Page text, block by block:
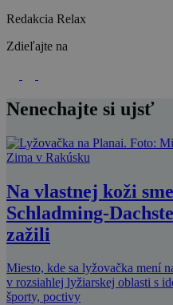
Redakcia Relax
Zdieľajte na
Nenechajte si ujsť
Zima v Rakúsku
Na vlastnej koži
Schladming-
zažili
Miesto, kde sa lyžovačka mení
v rozsiahlej lyžiarskej oblasti s
športy, poctivy